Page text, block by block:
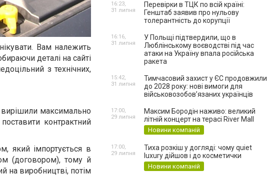
Вам належить
деталі на сайті
з технічних,
вирішили максимально
контрактний
який імпортується в
(договором), тому й
на виробництві, потім
Перевірки в ТЦК по всій країні:
Генштаб заявив про нульову
толерантність до корупції
16:23,
31 липня
У Польщі підтвердили, що в
Люблінському воєводстві під час
атаки на Україну впала російська
ракета
16:16,
31 липня
Тимчасовий захист у ЄС продовжили
до 2028 року: нові вимоги для
військовозобов’язаних українців
15:42,
31 липня
Максим Бородін наживо: великий
літній концерт на терасі River Mall
Новини компаній
17:00,
29 липня
Тиха розкіш у догляді: чому quiet
luxury дійшов і до косметички
Новини компаній
17:00,
29 липня